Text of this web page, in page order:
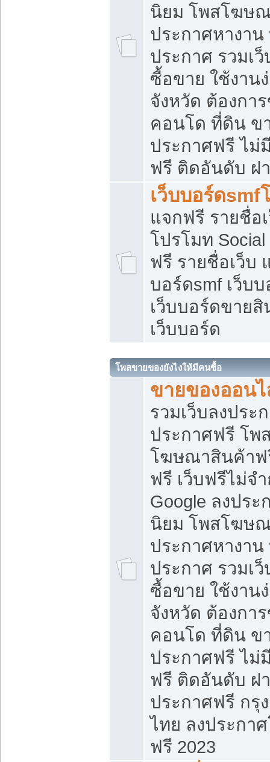
นิยม โพสโฆษ
ประกาศหางาน
ประกาศ รวมเ
ซื้อขาย ใช้งาน
จังหวัด ต้องกา
คอนโด ที่ดิน ข
ประกาศฟรี ไม่
ฟรี ติดอันดับ ฝ
เว็บบอร์ดsmf
แจกฟรี รายชื่อ
โปรโมท
ฟรี รายชื่อเว็บ
บอร์ดsmf เว็บ
เว็บบอร์ดขาย
เว็บบอร์ด
โพสขายของยังไงให้มีคนซื้อ
ขายของออน
รวมเว็บลงประ
ประกาศฟรี โพ
โฆษณาสินค้าฟ
ฟรี เว็บฟรีไม่จ
Google ลงปร
นิยม โพสโฆษ
ประกาศหางาน
ประกาศ รวมเ
ซื้อขาย ใช้งาน
จังหวัด ต้องกา
คอนโด ที่ดิน ข
ประกาศฟรี ไม่
ฟรี ติดอันดับ ฝ
ประกาศฟรี กรุ
ไทย ลงประกา
ฟรี 2023